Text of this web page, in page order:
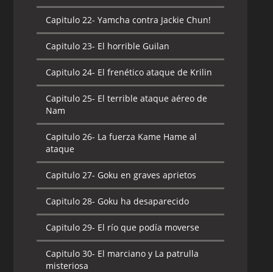
Capitulo 22- Yamcha contra Jackie Chun!
Capitulo 23- El horrible Guilan
Capitulo 24- El frenético ataque de Krilin
Capitulo 25- El terrible ataque aéreo de
Nam
Capitulo 26- La fuerza Kame Hame al
ataque
Capitulo 27- Goku en graves aprietos
Capitulo 28- Goku ha desaparecido
Capitulo 29- El río que podía moverse
Capitulo 30- El marciano y La patrulla
misteriosa